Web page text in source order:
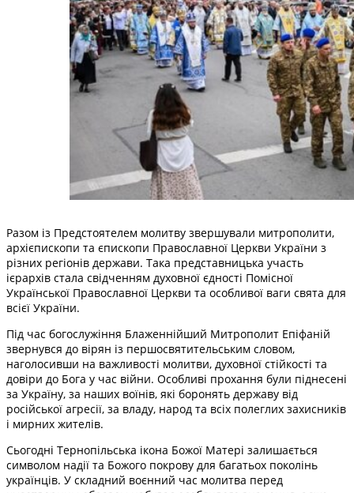
Разом із Предстоятелем молитву звершували митрополити,
архієпископи та єпископи Православної Церкви України з
різних регіонів держави. Така представницька участь
ієрархів стала свідченням духовної єдності Помісної
Української Православної Церкви та особливої ваги свята для
всієї України.
Під час богослужіння Блаженнійший Митрополит Епіфаній
звернувся до вірян із першосвятительським словом,
наголосивши на важливості молитви, духовної стійкості та
довіри до Бога у час війни. Особливі прохання були піднесені
за Україну, за наших воїнів, які боронять державу від
російської агресії, за владу, народ та всіх полеглих захисників
і мирних жителів.
Сьогодні Тернопільська ікона Божої Матері залишається
символом надії та Божого покрову для багатьох поколінь
українців. У складний воєнний час молитва перед